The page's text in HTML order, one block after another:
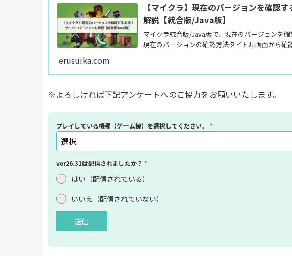
【マイクラ】現在のバージョンを確認
解説【統合版/Java版】
マイクラ統合版/Java版で、現在のバージョンを
現在のバージョンの確認方法タイトル画面から確
erusuika.com
※よろしければ下記アンケートへのご協力をお願いいたします。
プレイしている機種（ゲーム機）を選択してください。 *
選択
ver26.31は配信されましたか？ *
はい（配信されている）
いいえ（配信されていない）
送信